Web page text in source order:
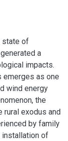
state of
a
impacts.
emerges as one
wind energy
the
rural exodus and
by family
installation of